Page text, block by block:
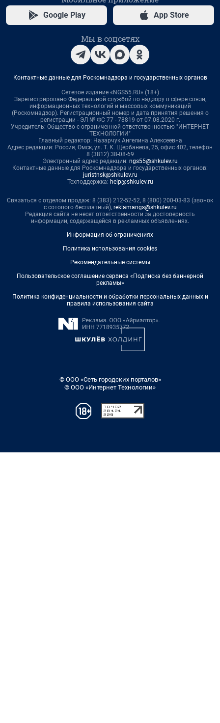
Google Play App Store
Мы в соцсетях
Контактные данные для Роскомнадзора и государственных органов
Сетевое издание «NGS55.RU» (18+)
Зарегистрировано Федеральной службой по надзору в сфере связи,
информационных технологий и массовых коммуникаций
(Роскомнадзор). Регистрационный номер и дата принятия решения о
регистрации - ЭЛ № ФС 77 - 78819 от 07.08.2020 г.
Учредитель: Общество с ограниченной ответственностью "ИНТЕРНЕТ
ТЕХНОЛОГИИ"
Главный редактор: Назарчук Ангелина Алексеевна
Адрес редакции: Россия, Омск, ул. Т. К. Щербанева, 25, офис 402, телефон
8 (3812) 38-08-69
Электронный адрес редакции: ngs55@shkulev.ru
Контактные данные для Роскомнадзора и государственных органов:
juristnsk@shkulev.ru
Техподдержка: help@shkulev.ru
Связаться с отделом продаж: 8 (383) 212-52-52, 8 (800) 200-03-83 (звонок
с сотового бесплатный), reklamangs@shkulev.ru
Редакция сайта не несет ответственности за достоверность
информации, содержащейся в рекламных объявлениях.
Информация об ограничениях
Политика использования cookies
Рекомендательные системы
Пользовательское соглашение сервиса «Подписка без баннерной
рекламы»
Политика конфиденциальности и обработки персональных данных и
правила использования сайта
© ООО «Сеть городских порталов»
© ООО «Интернет Технологии»